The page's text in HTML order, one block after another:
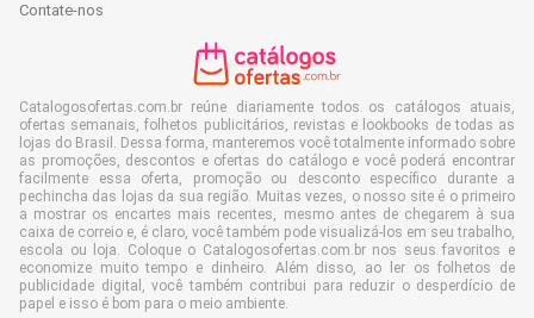
Contate-nos
Catalogosofertas.com.br reúne diariamente todos os catálogos atuais,
ofertas semanais, folhetos publicitários, revistas e lookbooks de todas as
lojas do Brasil. Dessa forma, manteremos você totalmente informado sobre
as promoções, descontos e ofertas do catálogo e você poderá encontrar
facilmente essa oferta, promoção ou desconto específico durante a
pechincha das lojas da sua região. Muitas vezes, o nosso site é o primeiro
a mostrar os encartes mais recentes, mesmo antes de chegarem à sua
caixa de correio e, é claro, você também pode visualizá-los em seu trabalho,
escola ou loja. Coloque o Catalogosofertas.com.br nos seus favoritos e
economize muito tempo e dinheiro. Além disso, ao ler os folhetos de
publicidade digital, você também contribui para reduzir o desperdício de
papel e isso é bom para o meio ambiente.